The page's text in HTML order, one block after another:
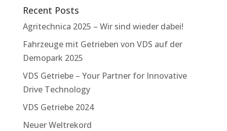
Recent Posts
Agritechnica 2025 – Wir sind wieder dabei!
Fahrzeuge mit Getrieben von VDS auf der
Demopark 2025
VDS Getriebe – Your Partner for Innovative
Drive Technology
VDS Getriebe 2024
Neuer Weltrekord